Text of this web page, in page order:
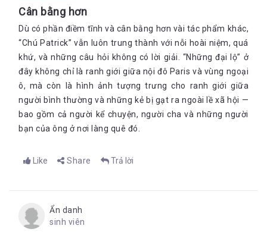
Cân bằng hơn
Dù có phần điềm tĩnh và cân bằng hơn vài tác phẩm khác,
“Chú Patrick” vẫn luôn trung thành với nỗi hoài niệm, quá
khứ, và những câu hỏi không có lời giải. “Những đại lộ” ở
đây không chỉ là ranh giới giữa nội đô Paris và vùng ngoại
ô, mà còn là hình ảnh tượng trưng cho ranh giới giữa
người bình thường và những kẻ bị gạt ra ngoài lề xã hội —
bao gồm cả người kể chuyện, người cha và những người
bạn của ông ở nơi làng quê đó.
Like Share Trả lời
Ẩn danh
sinh viên